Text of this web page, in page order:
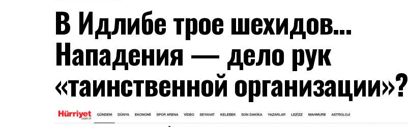
В Идлибе трое шехидов…
Нападения — дело рук
«таинственной организации»?